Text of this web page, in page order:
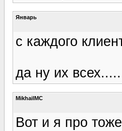
Январь
с каждого
да ну их всех.....
MikhailMC
Вот и я про